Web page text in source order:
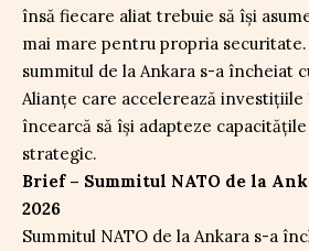
însă fiecare aliat trebuie să își
mai mare pentru propria securitate.
summitul de la Ankara s-a încheiat
Alianțe care accelerează investițiile
încearcă să își adapteze
strategic.
Brief – Summitul NATO de la
2026
Summitul NATO de la Ankara s-a